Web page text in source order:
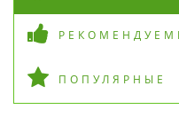
ПОПУЛЯРНЫЕ